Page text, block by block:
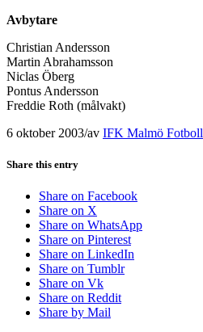
Avbytare
Christian Andersson
Martin Abrahamsson
Niclas Öberg
Pontus Andersson
Freddie Roth (målvakt)
6 oktober 2003/av IFK Malmö Fotboll
Share this entry
Share on Facebook
Share on X
Share on WhatsApp
Share on Pinterest
Share on LinkedIn
Share on Tumblr
Share on Vk
Share on Reddit
Share by Mail